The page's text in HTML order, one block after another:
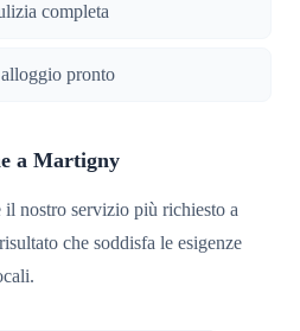
completa
pronto
a Martigny
il nostro servizio più richiesto a
che soddisfa le esigenze